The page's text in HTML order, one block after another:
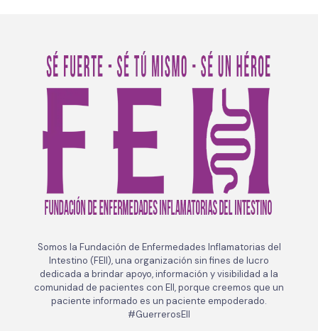
Somos la Fundación de Enfermedades Inflamatorias del
Intestino (FEII), una organización sin fines de lucro
dedicada a brindar apoyo, información y visibilidad a la
comunidad de pacientes con EII, porque creemos que un
paciente informado es un paciente empoderado.
#GuerrerosEII